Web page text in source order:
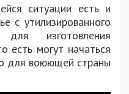
ситуации есть и
с утилизированного
для изготовления
есть могут начаться
для воюющей страны